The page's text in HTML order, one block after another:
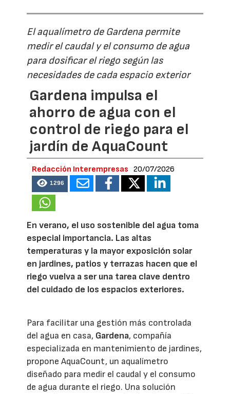
El aqualímetro de Gardena permite
medir el caudal y el consumo de agua
para dosificar el riego según las
necesidades de cada espacio exterior
Gardena impulsa el
ahorro de agua con el
control de riego para el
jardín de AquaCount
Redacción Interempresas 20/07/2026
1296
En verano, el uso sostenible del agua toma
especial importancia. Las altas
temperaturas y la mayor exposición solar
en jardines, patios y terrazas hacen que el
riego vuelva a ser una tarea clave dentro
del cuidado de los espacios exteriores.
Para facilitar una gestión más controlada
del agua en casa, Gardena, compañía
especializada en mantenimiento de jardines,
propone AquaCount, un aqualímetro
diseñado para medir el caudal y el consumo
de agua durante el riego. Una solución